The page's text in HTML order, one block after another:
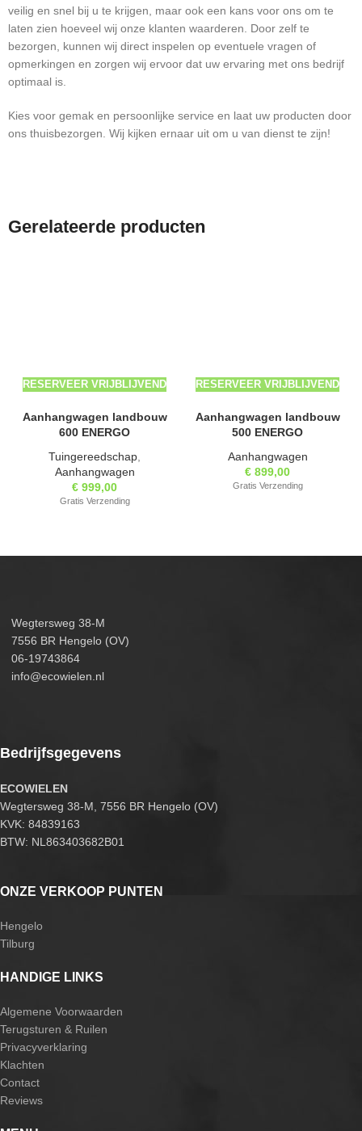
veilig en snel bij u te krijgen, maar ook een kans voor ons om te
laten zien hoeveel wij onze klanten waarderen. Door zelf te
bezorgen, kunnen wij direct inspelen op eventuele vragen of
opmerkingen en zorgen wij ervoor dat uw ervaring met ons bedrijf
optimaal is.
Kies voor gemak en persoonlijke service en laat uw producten door
ons thuisbezorgen. Wij kijken ernaar uit om u van dienst te zijn!
Gerelateerde producten
RESERVEER VRIJBLIJVEND
Aanhangwagen landbouw
600 ENERGO
Tuingereedschap
Aanhangwagen
€ 999,00
Gratis Verzending
RESERVEER VRIJBLIJVEND
Aanhangwagen landbouw
500 ENERGO
Aanhangwagen
€ 899,00
Gratis Verzending
Wegtersweg 38-M
7556 BR Hengelo (OV)
06-19743864
info@ecowielen.nl
Bedrijfsgegevens
ECOWIELEN
Wegtersweg 38-M, 7556 BR Hengelo (OV)
KVK: 84839163
BTW: NL863403682B01
ONZE VERKOOP PUNTEN
Hengelo
Tilburg
HANDIGE LINKS
Algemene Voorwaarden
Terugsturen & Ruilen
Privacyverklaring
Klachten
Contact
Reviews